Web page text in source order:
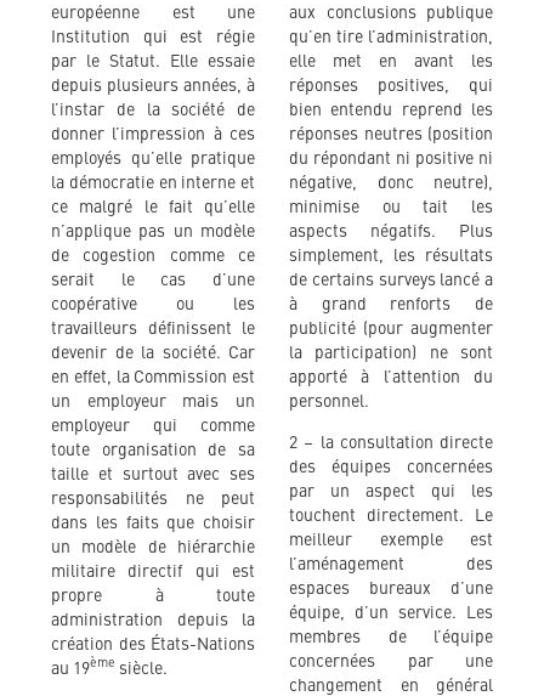
européenne est une
Institution qui est régie
par le Statut. Elle essaie
depuis plusieurs années, à
l’instar de la société de
donner l’impression à ces
employés qu’elle pratique
la démocratie en interne et
ce malgré le fait qu’elle
n’applique pas un modèle
de cogestion comme ce
serait le cas d’une
coopérative ou les
travailleurs définissent le
devenir de la société. Car
en effet, la Commission est
un employeur mais un
employeur qui comme
toute organisation de sa
taille et surtout avec ses
responsabilités ne peut
dans les faits que choisir
un modèle de hiérarchie
militaire directif qui est
propre à toute
administration depuis la
création des États-Nations
au 19ème siècle.
aux conclusions publique
qu’en tire l’administration,
elle met en avant les
réponses positives, qui
bien entendu reprend les
réponses neutres (position
du répondant ni positive ni
négative, donc neutre),
minimise ou tait les
aspects négatifs. Plus
simplement, les résultats
de certains surveys lancé a
à grand renforts de
publicité (pour augmenter
la participation) ne sont
apporté à l’attention du
personnel.
2 – la consultation directe
des équipes concernées
par un aspect qui les
touchent directement. Le
meilleur exemple est
l’aménagement des
espaces bureaux d’une
équipe, d’un service. Les
membres de l’équipe
concernées par une
changement en général